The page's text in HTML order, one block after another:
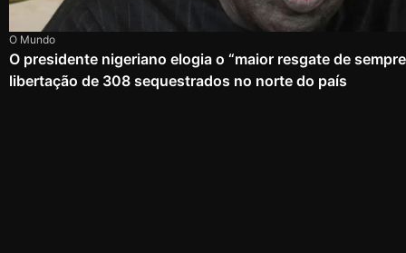
O Mundo
O presidente nigeriano elogia o “maior resgate de
libertação de 308 sequestrados no norte do país